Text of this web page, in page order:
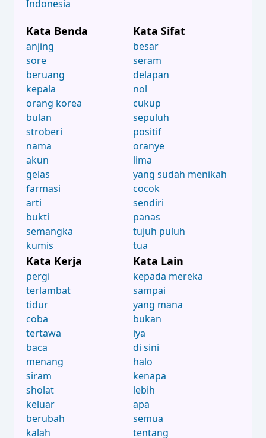
Indonesia
Kata Benda
anjing
sore
beruang
kepala
orang korea
bulan
stroberi
nama
akun
gelas
farmasi
arti
bukti
semangka
kumis
Kata Sifat
besar
seram
delapan
nol
cukup
sepuluh
positif
oranye
lima
yang sudah menikah
cocok
sendiri
panas
tujuh puluh
tua
Kata Kerja
pergi
terlambat
tidur
coba
tertawa
baca
menang
siram
sholat
keluar
berubah
kalah
Kata Lain
kepada mereka
sampai
yang mana
bukan
iya
di sini
halo
kenapa
lebih
apa
semua
tentang